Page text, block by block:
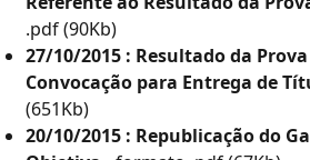
Inscritos Como Deficientes por
Ano
.pdf (90Kb)
27/10/2015 : Resultado da
Convocação para Entrega de
(651Kb)
20/10/2015 : Republicação do